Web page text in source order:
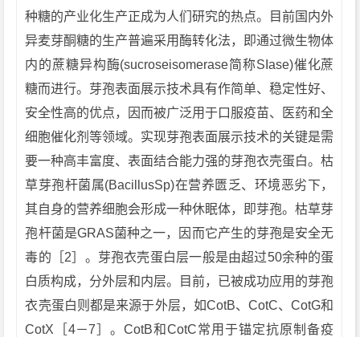
种糖的产业化生产正成为人们研究的热点。目前国内外
异麦芽酮糖的生产普遍采用酶转化法，即通过微生物体
内的蔗糖异构酶(sucroseisomerase简称SIase)催化蔗
糖而进行。芽孢表面展示技术具有作简单、稳定性好、
安全性高的优点，因而被广泛用于口服疫苗、医药和全
细胞催化剂等领域。实现芽孢表面展示技术的关键是需
要一种高丰富度、表面结合能力强的芽孢衣壳蛋白。枯
草芽孢杆菌属(BacillusSp)在营养匮乏、环境恶劣下，
其自身的营养细胞会形成一种休眠体，即芽孢。枯草芽
孢杆菌是GRAS菌种之一，因而它产生的芽孢是安全无
毒的［2］。芽孢衣壳蛋白层一般是由超过50余种的蛋
白质构成，分外层和内层。目前，已被成功应用的芽孢
衣壳蛋白则都是来源于外层，如CotB、CotC、CotG和
CotX［4－7］。CotB和CotC常用于锚定抗原制备疫